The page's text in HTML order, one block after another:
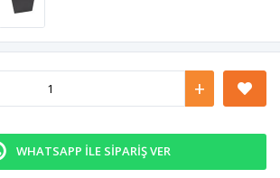
+
WHATSAPP İLE SİPARİŞ VER